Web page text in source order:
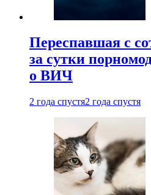
Переспавшая с
за сутки
о ВИЧ
2 года спустя2 года спустя